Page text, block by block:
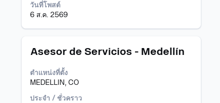
วันที่โพสต์
6 ส.ค. 2569
เต็ม
ของ
ตำแหน่ง
Asesor de Servicios - Medellín
ตำแหน่งที่ตั้ง
MEDELLIN, CO
ประจำ / ชั่วคราว
เลือก
ใช้
Space
เพื่อ